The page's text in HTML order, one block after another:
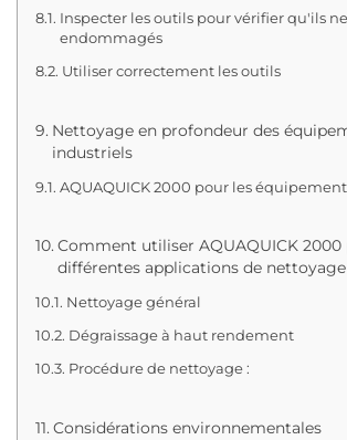
Inspecter les outils pour vérifier qu'ils
endommagés
Utiliser correctement les outils
Nettoyage en profondeur des
industriels
AQUAQUICK 2000 pour les
Comment utiliser AQUAQUICK 2000
différentes applications de nettoyage
Nettoyage général
Dégraissage à haut rendement
Procédure de nettoyage :
Considérations environnementales